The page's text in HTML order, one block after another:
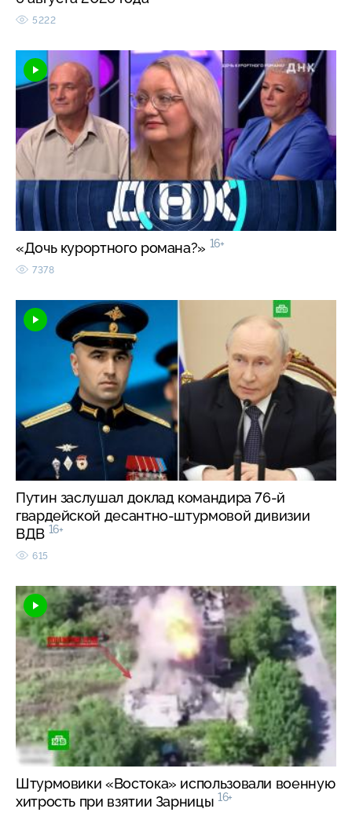
5222
«Дочь курортного романа?» 16+
7378
Путин заслушал доклад командира 76-й
гвардейской десантно-штурмовой дивизии
ВДВ 16+
615
Штурмовики «Востока» использовали военную
хитрость при взятии Зарницы 16+